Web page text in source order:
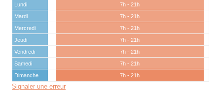
Lundi
7h - 21h
Mardi
7h - 21h
Mercredi
7h - 21h
Jeudi
7h - 21h
Vendredi
7h - 21h
Samedi
7h - 21h
Dimanche
7h - 21h
Signaler une erreur